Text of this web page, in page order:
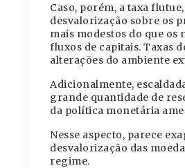
Caso, porém, a taxa
desvalorização sobre os
mais modestos do que os
fluxos de capitais. Taxas
alterações do ambiente
Adicionalmente,
grande quantidade de
da política monetária
Nesse aspecto, parece
desvalorização das
regime.